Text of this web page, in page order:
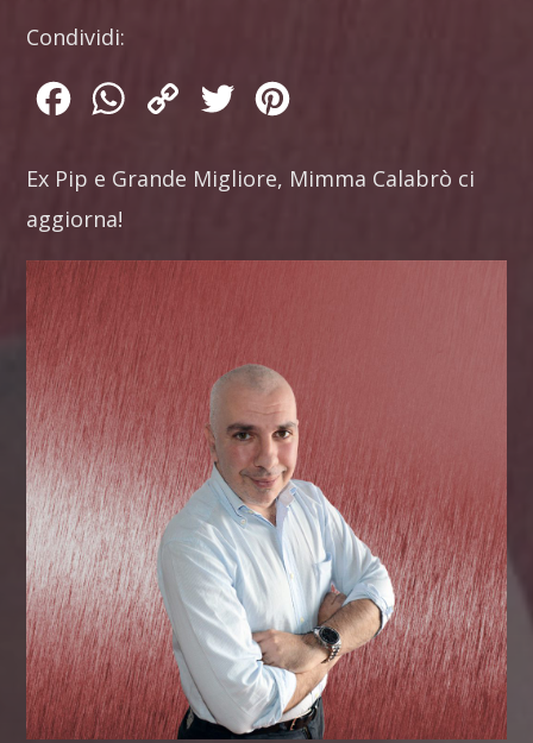
Condividi:
FacebookWhatsApp
Copy
Twitter
Ex Pip e Grande Migliore, Mimma Calabrò ci
aggiorna!